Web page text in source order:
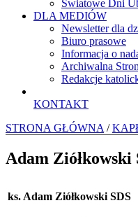
Światowe Dni
DLA MEDIÓW
Newsletter dla
Biuro prasowe
Informacja o
Archiwalna
Redakcje
KONTAKT
STRONA GŁÓWNA /
Adam Ziółkowski
ks. Adam Ziółkowski SDS